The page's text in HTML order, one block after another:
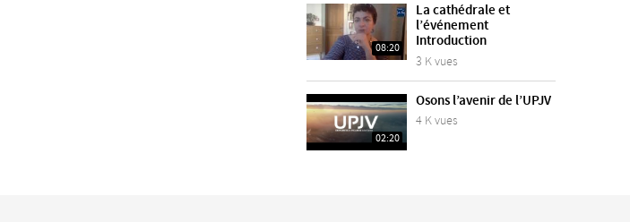
08:20
La cathédrale et
l’événement
Introduction
3 K vues
02:20
Osons l’avenir de l’UPJV
4 K vues